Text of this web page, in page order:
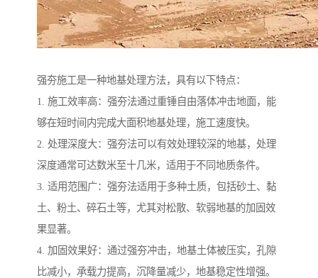
强夯施工是一种地基处理方法，具有以下特点：
1. 施工效率高：强夯法通过重锤自由落体冲击地面，能
够在短时间内完成大面积地基处理，施工速度快。
2. 处理深度大：强夯法可以有效处理较深的地基，处理
深度通常可达数米至十几米，适用于不同地质条件。
3. 适用范围广：强夯法适用于多种土质，包括砂土、黏
土、粉土、碎石土等，尤其对松散、软弱地基的加固效
果显著。
4. 加固效果好：通过强夯冲击，地基土体被压实，孔隙
比减小，承载力提高，沉降量减少，地基稳定性增强。